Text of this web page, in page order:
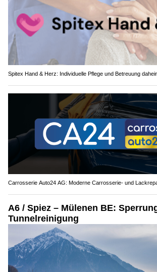
Spitex Hand & Herz: Individuelle Pflege und Betreuung
Carrosserie Auto24 AG: Moderne Carrosserie- und
A6 / Spiez – Mülenen BE:
Tunnelreinigung